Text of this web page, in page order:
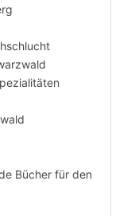
Bücher für den